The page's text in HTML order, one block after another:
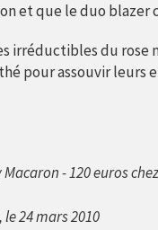
et que le duo
irréductibles du rose
pour assouvir leurs
- 120 euros
le 24 mars 2010